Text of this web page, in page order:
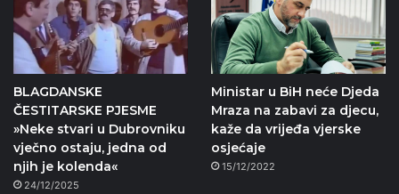
BLAGDANSKE
ČESTITARSKE PJESME
»Neke stvari u Dubrovniku
vječno ostaju, jedna od
njih je kolenda«
24/12/2025
Ministar u BiH neće Djeda
Mraza na zabavi za djecu,
kaže da vrijeđa vjerske
osjećaje
15/12/2022